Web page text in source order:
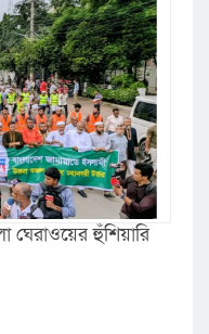
ঘেরাওয়ের হুঁশিয়ারি